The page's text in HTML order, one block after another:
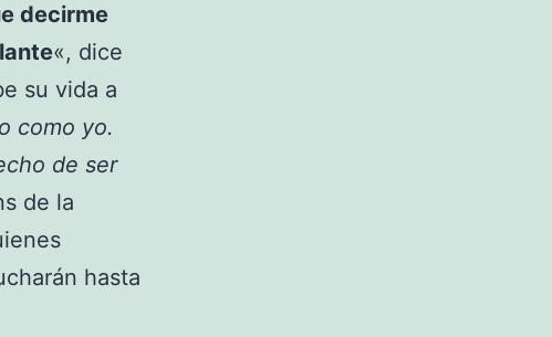
decirme
«, dice
su vida a
como yo.
de ser
de la
hasta